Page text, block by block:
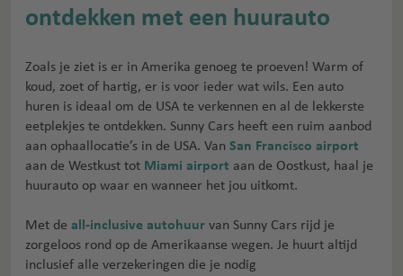
ontdekken met een huurauto
Zoals je ziet is er in Amerika genoeg te proeven! Warm of
koud, zoet of hartig, er is voor ieder wat wils. Een auto
huren is ideaal om de USA te verkennen en al de lekkerste
eetplekjes te ontdekken. Sunny Cars heeft een ruim aanbod
aan ophaallocatie’s in de USA. Van San Francisco airport
aan de Westkust tot Miami airport aan de Oostkust, haal je
huurauto op waar en wanneer het jou uitkomt.
Met de all-inclusive autohuur van Sunny Cars rijd je
zorgeloos rond op de Amerikaanse wegen. Je huurt altijd
inclusief alle verzekeringen die je nodig